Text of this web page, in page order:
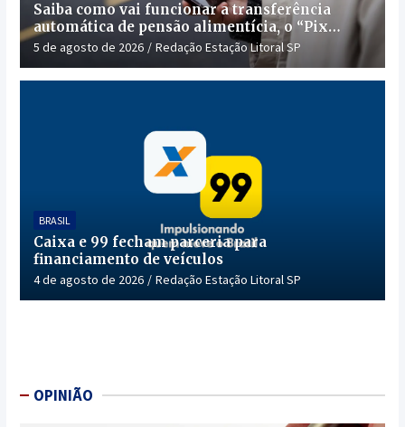
Saiba como vai funcionar a transferência
automática de pensão alimentícia, o “Pix
Pensão”
5 de agosto de 2026 Redação Estação Litoral SP
BRASIL
Caixa e 99 fecham parceria para
financiamento de veículos
4 de agosto de 2026 Redação Estação Litoral SP
OPINIÃO